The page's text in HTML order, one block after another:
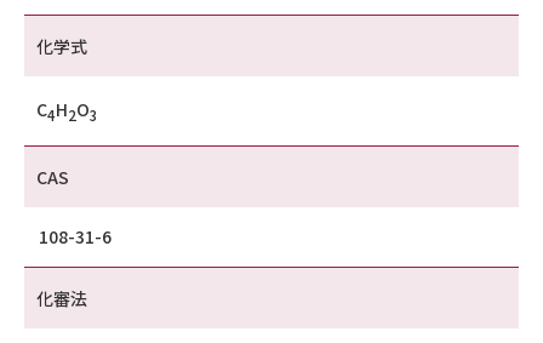
化学式
C4H2O3
CAS
108-31-6
化審法